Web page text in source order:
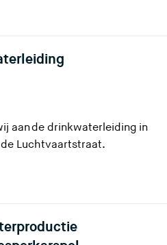
aan de drinkwaterleiding in
Luchtvaartstraat.